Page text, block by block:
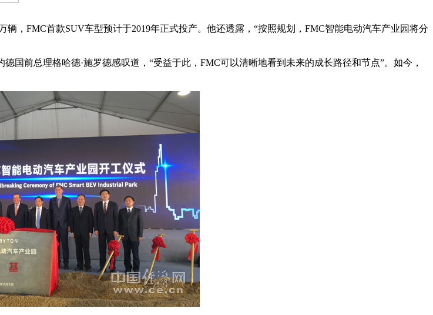
，FMC首款SUV车型预计于2019年正式投产。他还透露，“按照规划，FMC智能电动汽车产业园将分
国前总理格哈德·施罗德感叹道，“受益于此，FMC可以清晰地看到未来的成长路径和节点”。如今，